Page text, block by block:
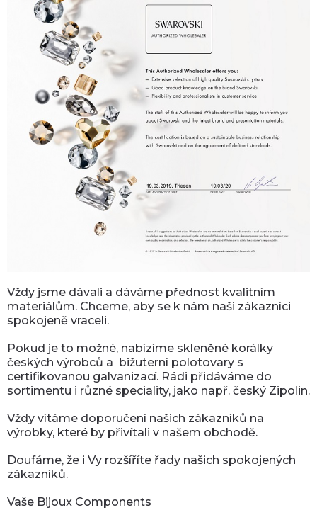
Vždy jsme dávali a dáváme přednost kvalitním
materiálům. Chceme, aby se k nám naši zákazníci
spokojeně vraceli.
Pokud je to možné, nabízíme skleněné korálky
českých výrobců a bižuterní polotovary s
certifikovanou galvanizací. Rádi přidáváme do
sortimentu i různé speciality, jako např. český Zipolin.
Vždy vítáme doporučení našich zákazníků na
výrobky, které by přivítali v našem obchodě.
Doufáme, že i Vy rozšíříte řady našich spokojených
zákazníků.
Vaše Bijoux Components